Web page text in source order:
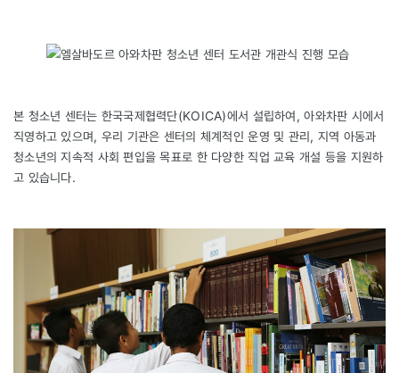
본 청소년 센터는 한국국제협력단(KOICA)에서 설립하여, 아와차판 시에서
직영하고 있으며, 우리 기관은 센터의 체계적인 운영 및 관리, 지역 아동과
청소년의 지속적 사회 편입을 목표로 한 다양한 직업 교육 개설 등을 지원하
고 있습니다.